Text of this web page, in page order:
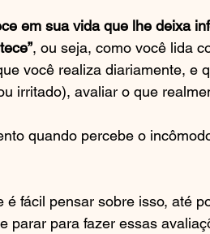
em sua vida que lhe deixa
, ou seja, como você lida
você realiza diariamente, e
irritado), avaliar o que
quando percebe o
é fácil pensar sobre isso, até
parar para fazer essas